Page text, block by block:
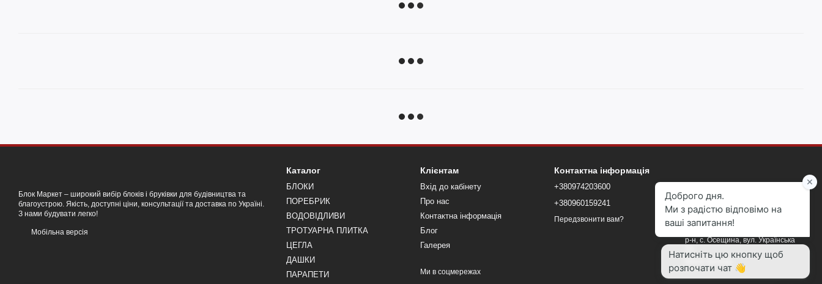
Блок Маркет – широкий вибір блоків і бруківки для будівництва та
благоустрою. Якість, доступні ціни, консультації та доставка по Україні.
З нами будувати легко!
Мобільна версія
Каталог
БЛОКИ
ПОРЕБРИК
ВОДОВІДЛИВИ
ТРОТУАРНА ПЛИТКА
ЦЕГЛА
ДАШКИ
ПАРАПЕТИ
Клієнтам
Вхід до кабінету
Про нас
Контактна інформація
Блог
Галерея
Ми в соцмережах
Контактна інформація
+380974203600
+380960159241
Передзвонити вам?
blokmarketkyiv@gmail.com
р-н, с. Осещина, вул. Українська
Мапа проїзду